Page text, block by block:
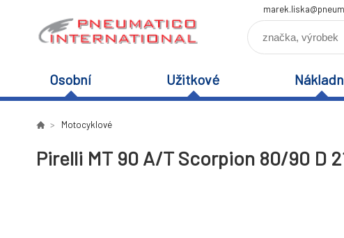
Osobní Užitkové
Motocyklové
Pirelli MT 90 A/T Scorpion 80/90 D